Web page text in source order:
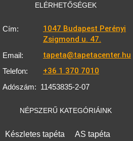
ELÉRHETŐSÉGEK
Cím:
1047 Budapest Perényi
Zsigmond u. 47.
Email: tapeta@tapetacenter.hu
Telefon: +36 1 370 7010
Adószám: 11453835-2-07
NÉPSZERŰ KATEGÓRIÁINK
Készletes tapéta AS tapéta